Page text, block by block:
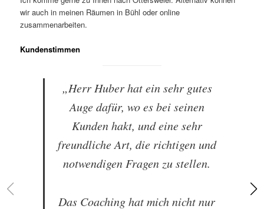
wir auch in meinen Räumen in Bühl oder online
zusammenarbeiten.
Kundenstimmen
„Herr Huber hat ein sehr gutes
Auge dafür, wo es bei seinen
Kunden hakt, und eine sehr
freundliche Art, die richtigen und
notwendigen Fragen zu stellen.
Das Coaching hat mich nicht nur